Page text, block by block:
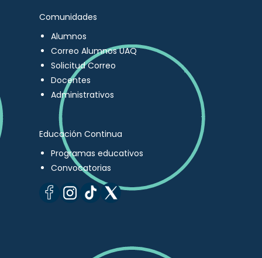
Comunidades
Alumnos
Correo Alumnos UAQ
Solicitud Correo
Docentes
Administrativos
Educación Continua
Programas educativos
Convocatorias